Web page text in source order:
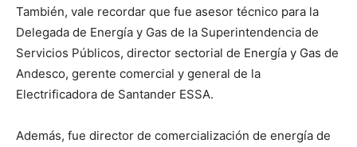
También, vale recordar que fue asesor técnico para la
Delegada de Energía y Gas de la Superintendencia de
Servicios Públicos, director sectorial de Energía y Gas de
Andesco, gerente comercial y general de la
Electrificadora de Santander ESSA.
Además, fue director de comercialización de energía de